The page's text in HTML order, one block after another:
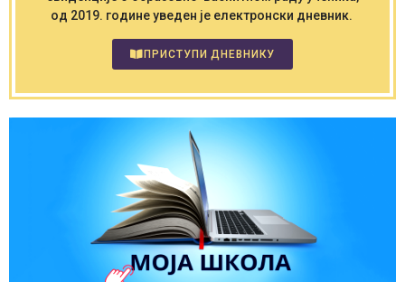
од 2019. године уведен је електронски дневник.
ПРИСТУПИ ДНЕВНИКУ